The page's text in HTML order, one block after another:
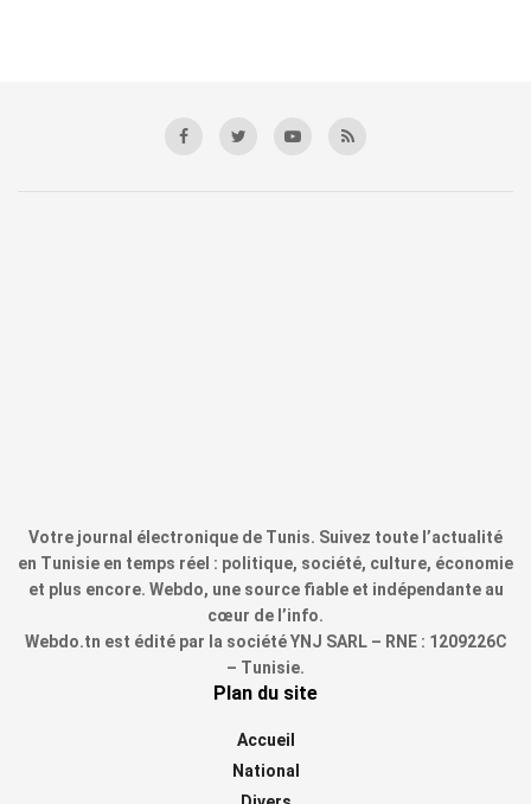
Votre journal électronique de Tunis. Suivez toute l’actualité
en Tunisie en temps réel : politique, société, culture, économie
et plus encore. Webdo, une source fiable et indépendante au
cœur de l’info.
Webdo.tn est édité par la société YNJ SARL – RNE : 1209226C
– Tunisie.
Plan du site
Accueil
National